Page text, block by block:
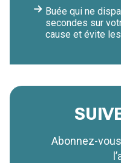
Buée qui ne
secondes sur
cause et évite
Abonnez-